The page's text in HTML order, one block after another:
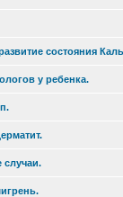
состояния
у ребенка.
случаи.